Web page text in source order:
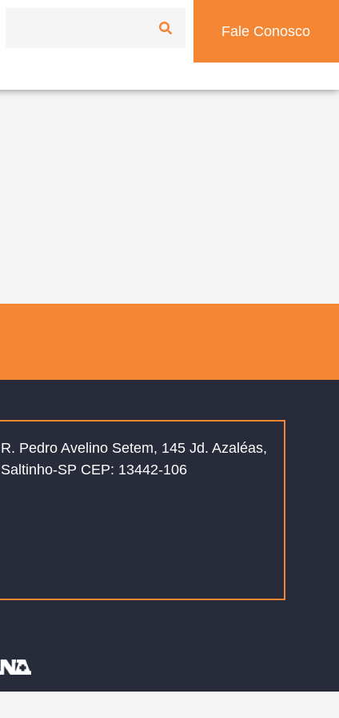
Fale Conosco
R. Pedro Avelino Setem, 145 Jd. Azaléas,
Saltinho-SP CEP: 13442-106